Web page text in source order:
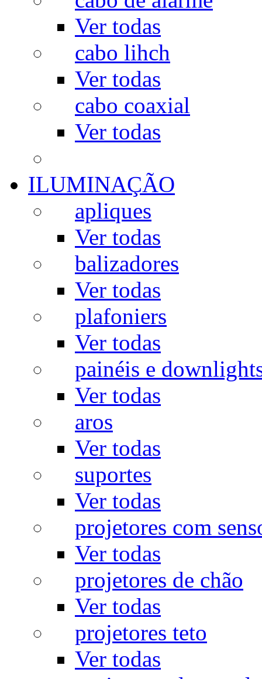
Ver todas
cabo lihch
Ver todas
cabo coaxial
Ver todas
ILUMINAÇÃO
apliques
Ver todas
balizadores
Ver todas
plafoniers
Ver todas
painéis e
Ver todas
aros
Ver todas
suportes
Ver todas
projetores com
Ver todas
projetores de chão
Ver todas
projetores teto
Ver todas